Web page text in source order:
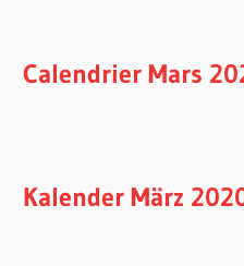
Calendrier Mars
Kalender März